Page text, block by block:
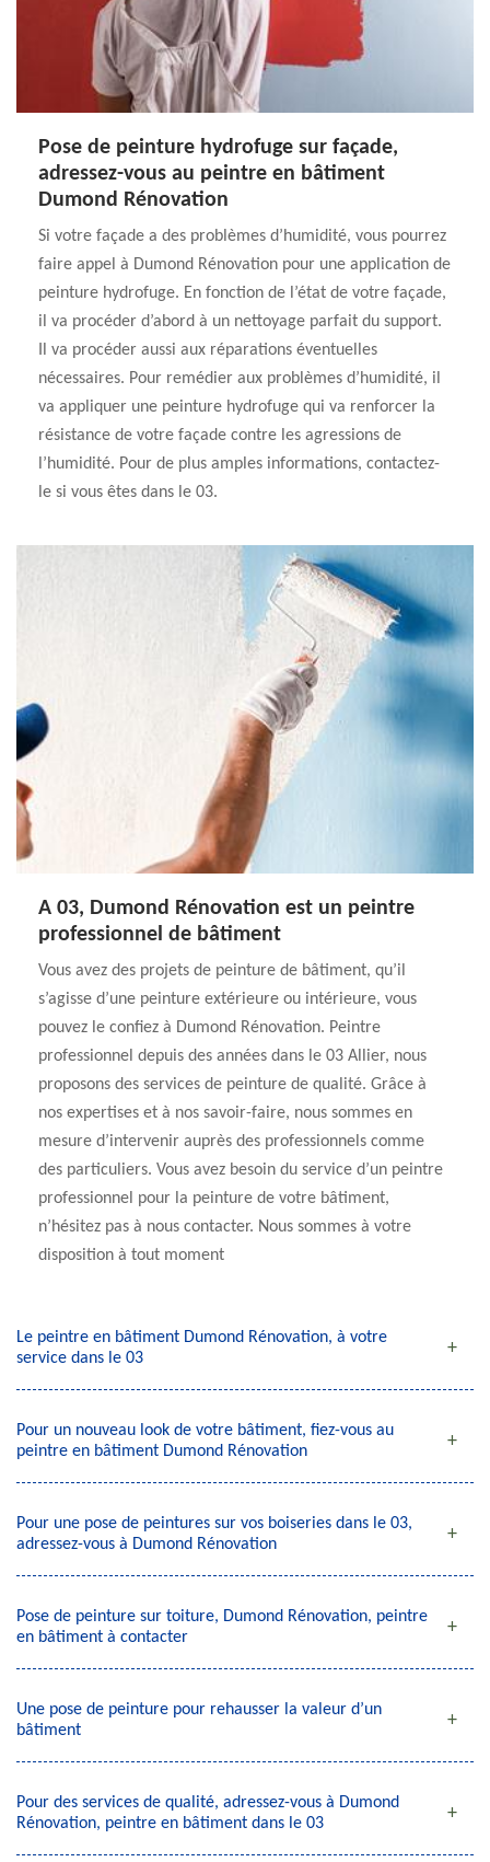
Pose de peinture hydrofuge sur façade,
adressez-vous au peintre en bâtiment
Dumond Rénovation
Si votre façade a des problèmes d’humidité, vous pourrez
faire appel à Dumond Rénovation pour une application de
peinture hydrofuge. En fonction de l’état de votre façade,
il va procéder d’abord à un nettoyage parfait du support.
Il va procéder aussi aux réparations éventuelles
nécessaires. Pour remédier aux problèmes d’humidité, il
va appliquer une peinture hydrofuge qui va renforcer la
résistance de votre façade contre les agressions de
l’humidité. Pour de plus amples informations, contactez-
le si vous êtes dans le 03.
A 03, Dumond Rénovation est un peintre
professionnel de bâtiment
Vous avez des projets de peinture de bâtiment, qu’il
s’agisse d’une peinture extérieure ou intérieure, vous
pouvez le confiez à Dumond Rénovation. Peintre
professionnel depuis des années dans le 03 Allier, nous
proposons des services de peinture de qualité. Grâce à
nos expertises et à nos savoir-faire, nous sommes en
mesure d’intervenir auprès des professionnels comme
des particuliers. Vous avez besoin du service d’un peintre
professionnel pour la peinture de votre bâtiment,
n’hésitez pas à nous contacter. Nous sommes à votre
disposition à tout moment
Le peintre en bâtiment Dumond Rénovation, à votre
service dans le 03
Pour un nouveau look de votre bâtiment, fiez-vous au
peintre en bâtiment Dumond Rénovation
Pour une pose de peintures sur vos boiseries dans le 03,
adressez-vous à Dumond Rénovation
Pose de peinture sur toiture, Dumond Rénovation, peintre
en bâtiment à contacter
Une pose de peinture pour rehausser la valeur d’un
bâtiment
Pour des services de qualité, adressez-vous à Dumond
Rénovation, peintre en bâtiment dans le 03